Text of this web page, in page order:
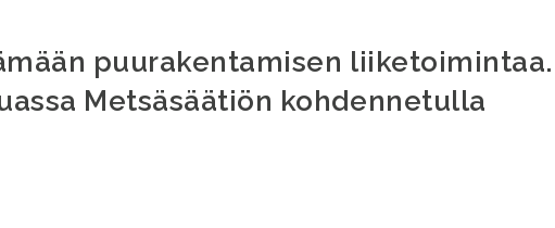
puurakentamisen liiketoimintaa.
Metsäsäätiön kohdennetulla